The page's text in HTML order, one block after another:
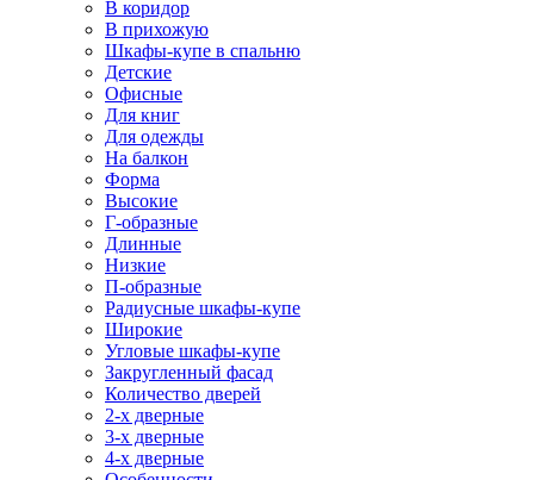
В коридор
В прихожую
Шкафы-купе в спальню
Детские
Офисные
Для книг
Для одежды
На балкон
Форма
Высокие
Г-образные
Длинные
Низкие
П-образные
Радиусные шкафы-купе
Широкие
Угловые шкафы-купе
Закругленный фасад
Количество дверей
2-х дверные
3-х дверные
4-х дверные